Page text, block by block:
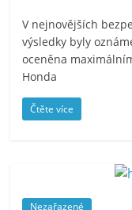
V nejnovějších
výsledky byly
oceněna
Honda
Čtěte více
Nezařazené